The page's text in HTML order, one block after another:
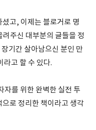
고, 이제는 블로거로 명
주신 대부분의 글들을 정
기간 살아남으신 분인 만
라고 할 수 있다.
자를 위한 완벽한 실전 투
로 정리한 책이라고 생각